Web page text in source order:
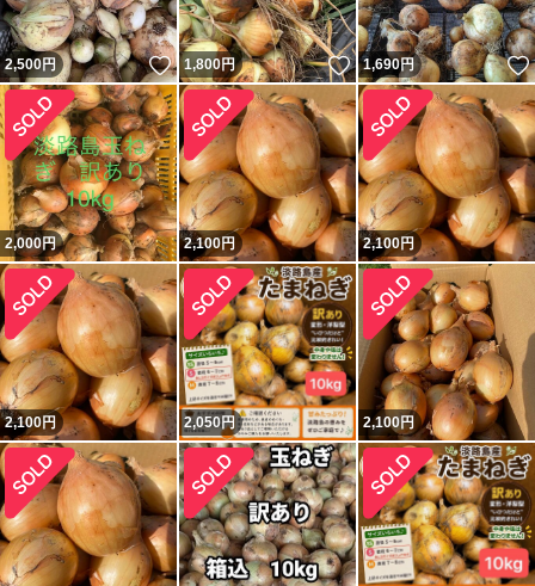
2,500円 いいね！
1,800円 いいね！
1,690円
2,000円 2,100円 2,100円
2,100円 2,050円 2,100円